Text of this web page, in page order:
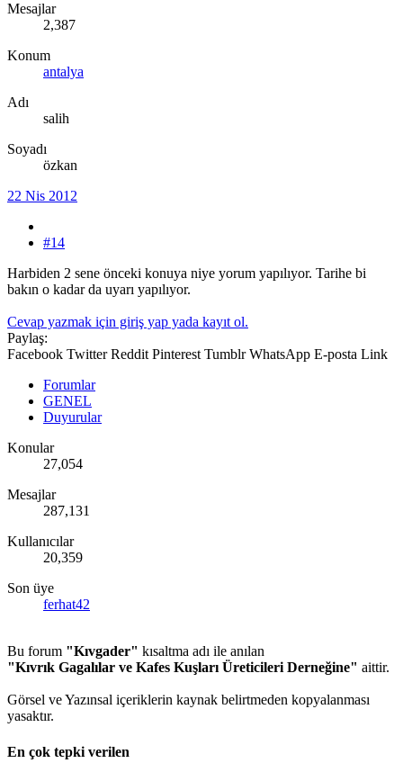
Mesajlar
2,387
Konum
antalya
Adı
salih
Soyadı
özkan
22 Nis 2012
#14
Harbiden 2 sene önceki konuya niye yorum yapılıyor. Tarihe bi
bakın o kadar da uyarı yapılıyor.
Cevap yazmak için giriş yap yada kayıt ol.
Paylaş:
Facebook Twitter Reddit Pinterest Tumblr WhatsApp E-posta Link
Forumlar
GENEL
Duyurular
Konular
27,054
Mesajlar
287,131
Kullanıcılar
20,359
Son üye
ferhat42
Bu forum "Kıvgader" kısaltma adı ile anılan
"Kıvrık Gagalılar ve Kafes Kuşları Üreticileri Derneğine" aittir.
Görsel ve Yazınsal içeriklerin kaynak belirtmeden kopyalanması
yasaktır.
En çok tepki verilen